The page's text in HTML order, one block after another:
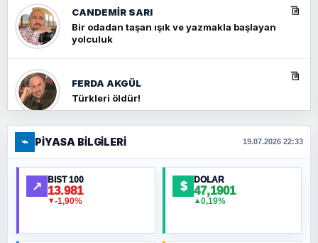
CANDEMIR SARI
Bir odadan taşan ışık ve yazmakla başlayan
yolculuk
FERDA AKGÜL
Türkleri öldür!
FERHAT BÜYÜKKALKAN
Ankara Zirvesi: NATO Toplantısı mı, Yeni
Ortadoğu Haritasının Provası mı?
⌁ PIYASA BILGILERI 19.07.2026 22:33
↗ BIST 100
13.981
▼-1,90%
$ DOLAR
47,1901
▲0,19%